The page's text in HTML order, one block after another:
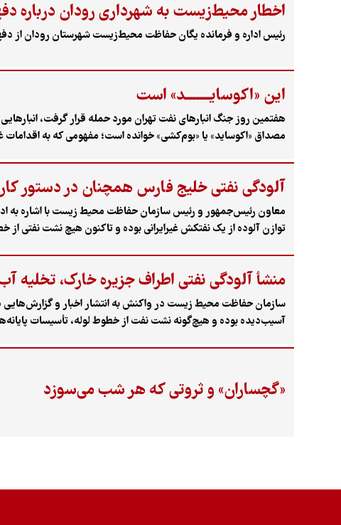
اخطار محیط‌زیست به شهرداری رودان درباره
رئیس اداره و فرمانده یگان حفاظت محیط‌زیست شهرستان رودان از
این «اکوسایـــــــد» است
هفتمین روز جنگ انبارهای نفت تهران مورد حمله قرار گرفت،
مصداق «اکوساید» یا «بوم‌کشی» خوانده است؛ مفهومی که به اقدامات
با آسیب‌های دیگر به طور مستند برای سازمان‌های جهانی فرستاده شده؛ اما هنوز
آلودگی نفتی خلیج فارس همچنان در دستور
معاون رئیس‌جمهور و رئیس سازمان حفاظت محیط زیست با اشاره به
توازن آلوده از یک نفتکش غیرایرانی بوده و تاکنون هیچ نشت نفتی
منشأ آلودگی نفتی اطراف جزیره خارک،
سازمان حفاظت محیط‌ زیست در واکنش به انتشار اخبار و گزارش‌هایی
آسیب‌دیده بوده و هیچ‌گونه نشت نفت از خطوط لوله، تأسیسات
«گچساران» و ثروتی که هر شب می‌سوزد